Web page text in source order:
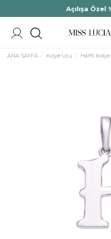
Açılışa Özel
ANA SAYFA Kolye Ucu Harfli